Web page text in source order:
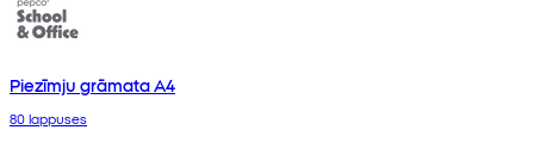
Piezīmju grāmata A4
80 lappuses